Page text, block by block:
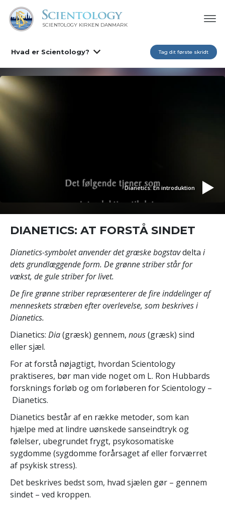
SCIENTOLOGY KIRKEN DANMARK
Hvad er Scientology? Tag dit første skridt
Dianetics: En introduktion
DIANETICS: AT FORSTÅ SINDET
Dianetics-symbolet anvender det græske bogstavdelta i
dets grundlæggende form. De grønne striber står for
vækst, de gule striber for livet.
De fire grønne striber repræsenterer de fire inddelinger af
menneskets stræben efter overlevelse, som beskrives i
Dianetics.
Dianetics: Dia(græsk) gennem, nous(græsk) sind
eller sjæl.
For at forstå nøjagtigt, hvordan Scientology
praktiseres, bør man vide noget om L. Ron Hubbards
forsknings forløb og om forløberen for Scientology –
Dianetics.
Dianetics består af en række metoder, som kan
hjælpe med at lindre uønskede sanseindtryk og
følelser, ubegrundet frygt, psykosomatiske
sygdomme (sygdomme forårsaget af eller forværret
af psykisk stress).
Det beskrives bedst som, hvad sjælen gør – gennem
sindet – ved kroppen.